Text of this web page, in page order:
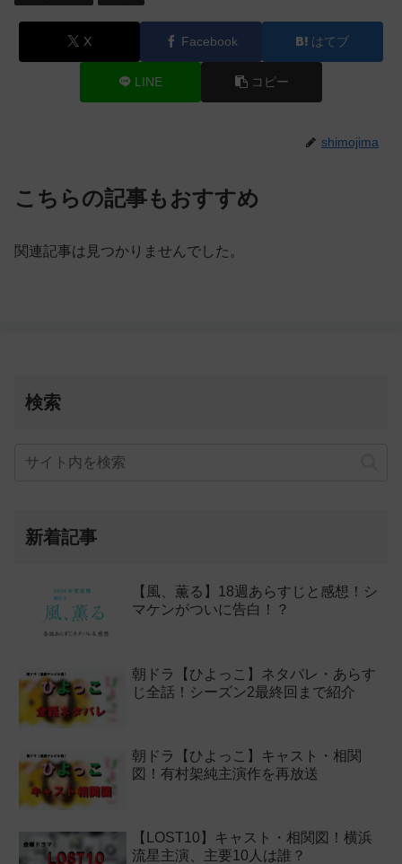
X Facebook はてブ
LINE コピー
shimojima
こちらの記事もおすすめ
関連記事は見つかりませんでした。
検索
新着記事
【風、薫る】18週あらすじと感想！シ
マケンがついに告白！？
朝ドラ【ひよっこ】ネタバレ・あらす
じ全話！シーズン2最終回まで紹介
朝ドラ【ひよっこ】キャスト・相関
図！有村架純主演作を再放送
【LOST10】キャスト・相関図！横浜
流星主演、主要10人は誰？